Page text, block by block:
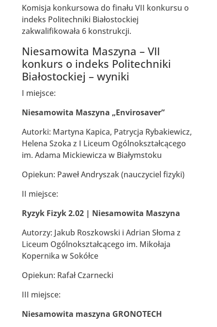
Komisja konkursowa do finału VII konkursu o
indeks Politechniki Białostockiej
zakwalifikowała 6 konstrukcji.
Niesamowita Maszyna – VII
konkurs o indeks Politechniki
Białostockiej – wyniki
I miejsce:
Niesamowita Maszyna „Envirosaver”
Autorki: Martyna Kapica, Patrycja Rybakiewicz,
Helena Szoka z I Liceum Ogólnokształcącego
im. Adama Mickiewicza w Białymstoku
Opiekun: Paweł Andryszak (nauczyciel fizyki)
II miejsce:
Ryzyk Fizyk 2.02 | Niesamowita Maszyna
Autorzy: Jakub Roszkowski i Adrian Słoma z
Liceum Ogólnokształcącego im. Mikołaja
Kopernika w Sokółce
Opiekun: Rafał Czarnecki
III miejsce:
Niesamowita maszyna GRONOTECH